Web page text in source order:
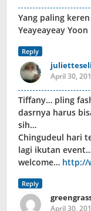
Yang paling
Yeayeayeay
Reply
April 30,
Tiffany… pling
dasrnya harus
sih…
Chingudeul hari
lagi ikutan
welcome… http://
Reply
April 30,